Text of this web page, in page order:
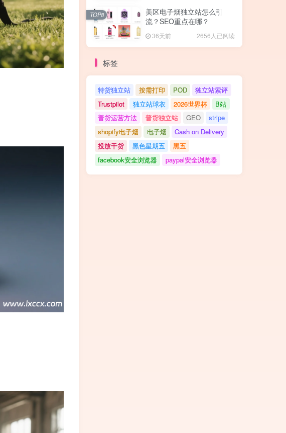
美区电子烟独立站怎么引
流？SEO重点在哪？
36天前 2656人已阅读
TOP8
标签
特货独立站 按需打印 POD
独立站索评
Trustpilot
独立站球衣 2026世界杯
B站
普货运营方法
普货独立站 GEO
stripe
shopify电子烟
电子烟
Cash on Delivery
投放干货
黑色星期五
黑五
facebook安全浏览器
paypal安全浏览器